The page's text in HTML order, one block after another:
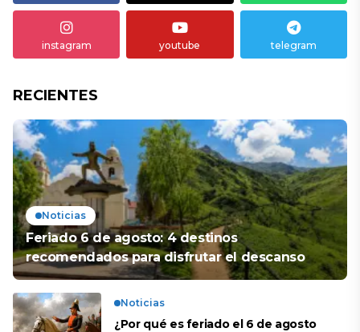
instagram youtube telegram
RECIENTES
Noticias
Feriado 6 de agosto: 4 destinos
recomendados para disfrutar el descanso
Noticias
¿Por qué es feriado el 6 de agosto